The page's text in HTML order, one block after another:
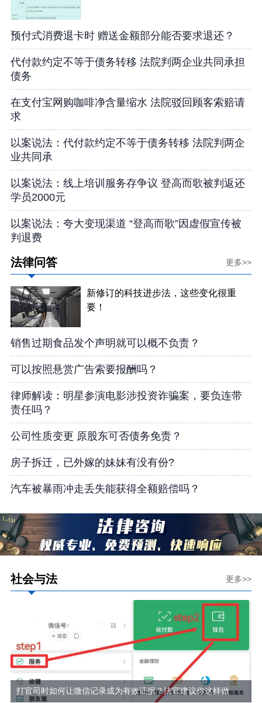
预付式消费退卡时 赠送金额部分能否要求退还？
代付款约定不等于债务转移 法院判两企业共同承担
债务
在支付宝网购咖啡净含量缩水 法院驳回顾客索赔请
求
以案说法：代付款约定不等于债务转移 法院判两企
业共同承
以案说法：线上培训服务存争议 登高而歌被判返还
学员2000元
以案说法：夸大变现渠道 “登高而歌”因虚假宣传被
判退费
法律问答 更多>>
新修订的科技进步法，这些变化很重
要！
销售过期食品发个声明就可以概不负责？
可以按照悬赏广告索要报酬吗？
律师解读：明星参演电影涉投资诈骗案，要负连带
责任吗？
公司性质变更 原股东可否债务免责？
房子拆迁，已外嫁的妹妹有没有份?
汽车被暴雨冲走丢失能获得全额赔偿吗？
社会与法 更多>>
打官司时如何让微信记录成为有效证据？法官建议你这样做